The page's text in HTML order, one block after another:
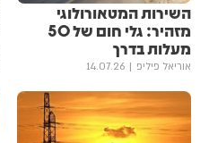
השירות המטאורולוגי
מזהיר: גלי חום של 50
מעלות בדרך
אוריאל פיליפ 14.07.26